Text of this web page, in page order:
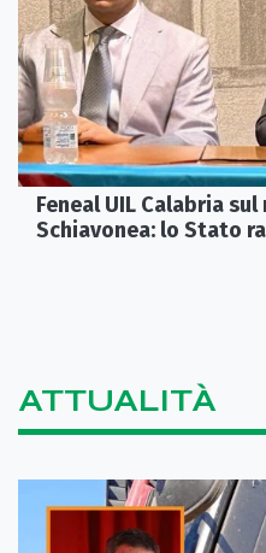
Feneal UIL Calabria
Schiavonea: lo Stato
ATTUALITÀ